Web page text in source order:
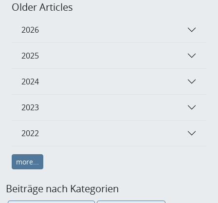
Older Articles
2026
2025
2024
2023
2022
more...
Beiträge nach Kategorien